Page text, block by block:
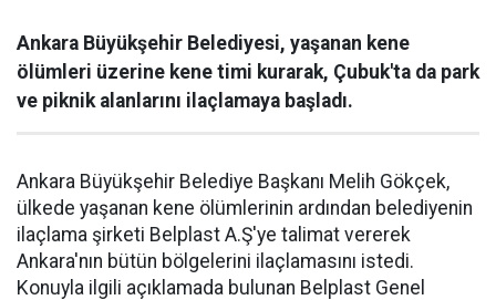
Ankara Büyükşehir Belediyesi, yaşanan kene
ölümleri üzerine kene timi kurarak, Çubuk'ta da park
ve piknik alanlarını ilaçlamaya başladı.
Ankara Büyükşehir Belediye Başkanı Melih Gökçek,
ülkede yaşanan kene ölümlerinin ardından belediyenin
ilaçlama şirketi Belplast A.Ş'ye talimat vererek
Ankara'nın bütün bölgelerini ilaçlamasını istedi.
Konuyla ilgili açıklamada bulunan Belplast Genel